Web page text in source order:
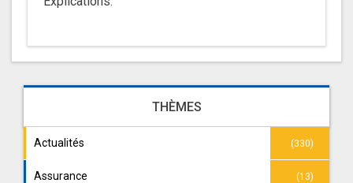
THÈMES
Actualités (330)
Assurance (13)